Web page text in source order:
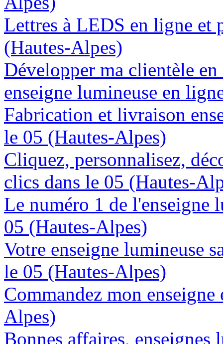
Lettres à LEDS en ligne et
(Hautes-Alpes)
Développer ma clientèle
enseigne lumineuse en
Fabrication et livraison
le 05 (Hautes-Alpes)
Cliquez, personnalisez,
clics dans le 05 (Hautes-
Le numéro 1 de l'enseigne
05 (Hautes-Alpes)
Votre enseigne lumineuse
le 05 (Hautes-Alpes)
Commandez mon
Alpes)
Bonnes affaires, enseignes